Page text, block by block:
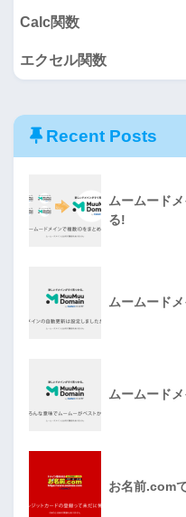
Calc関数
エクセル関数
Recent Posts
ムームード
る!
ムームード
ムームード
お名前.com